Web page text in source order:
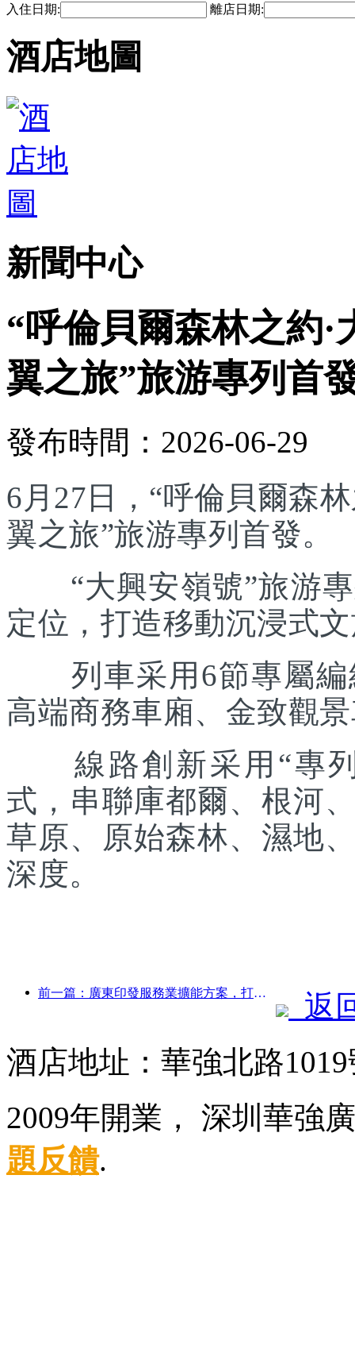
入住日期: 離店日期:
酒店地圖
新聞中心
“呼倫貝爾森林之約·
翼之旅”旅游專列首
發布時間：2026-06-29
6月27日，“呼倫貝爾森
翼之旅”旅游專列首發。
“大興安嶺號”旅游專
定位，打造移動沉浸式
列車采用6節專屬編
高端商務車廂、金致觀
線路創新采用“專列
式，串聯庫都爾、根河
草原、原始森林、濕地
深度。
前一篇：廣東印發服務業擴能方案，打造大灣區世界級旅游目的地
返
酒店地址：華強北路
2009年開業， 深圳華
題反饋.